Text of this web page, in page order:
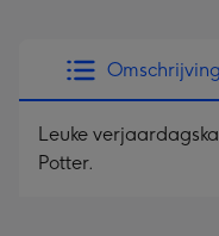
-
Dimensions:
241
x
Omschrijving
Leuke
Potter.